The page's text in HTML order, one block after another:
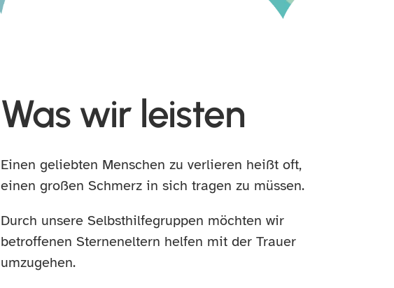
Was wir leisten
Einen geliebten Menschen zu verlieren heißt oft,
einen großen Schmerz in sich tragen zu müssen.
Durch unsere Selbsthilfegruppen möchten wir
betroffenen Sterneneltern helfen mit der Trauer
umzugehen.